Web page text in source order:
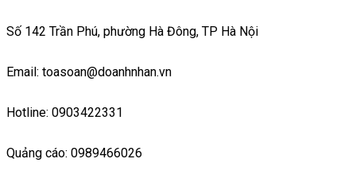
Số 142 Trần Phú, phường Hà Đông, TP Hà Nội
Email: toasoan@doanhnhan.vn
Hotline: 0903422331
Quảng cáo: 0989466026